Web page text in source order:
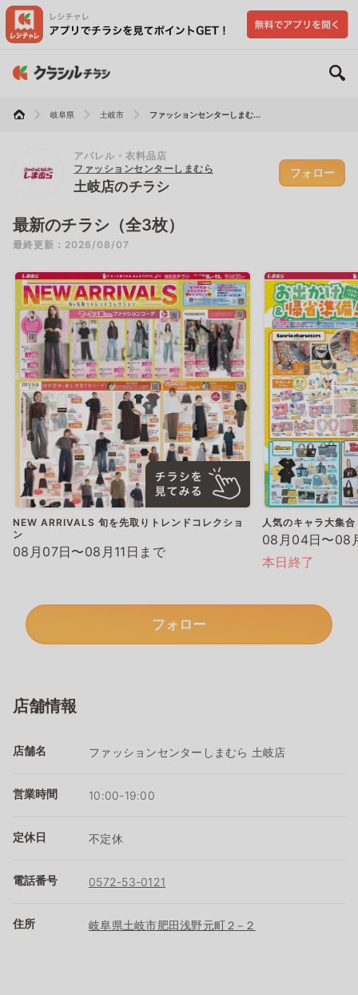
岐阜県 土岐市 ファッションセンターしまむ...
アパレル・衣料品店
ファッションセンターしまむら
土岐店のチラシ
フォロー
最新のチラシ（全3枚）
最終更新：2026/08/07
NEW ARRIVALS 旬を先取りトレンドコレクショ
ン
08月07日〜08月11日まで
人気のキャラ大集
08月04日〜08
本日終了
フォロー
店舗情報
店舗名 ファッションセンターしまむら 土岐店
営業時間 10:00-19:00
定休日 不定休
電話番号 0572-53-0121
住所 岐阜県土岐市肥田浅野元町２−２